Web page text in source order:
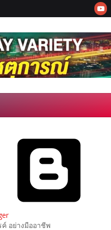
ค์ อย่างมืออาชีพ